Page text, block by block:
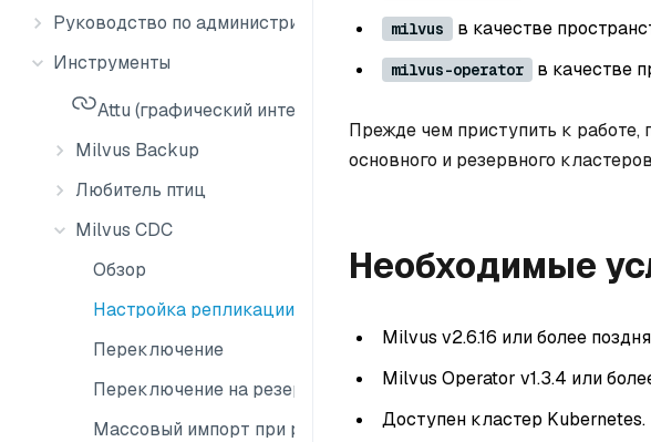
Руководство по администрированию
Инструменты
Attu (графический интерфейс Milvus)
Milvus Backup
Любитель птиц
Milvus CDC
Обзор
Настройка репликации CDC
Переключение
Переключение на резервный сервер
Массовый импорт при репликации CDC
milvus в качестве
milvus-operator в качестве
Прежде чем приступить к работе,
основного и резервного
Необходимые
Milvus v2.6.16 или более
Milvus Operator v1.3.4 или
Доступен кластер Kubernetes.